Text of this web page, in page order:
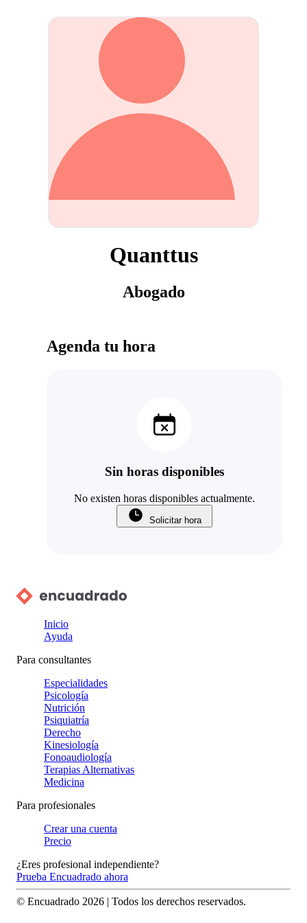
Quanttus
Abogado
Agenda tu hora
Sin horas disponibles
No existen horas disponibles actualmente.
Solicitar hora
Inicio
Ayuda
Para consultantes
Especialidades
Psicología
Nutrición
Psiquiatría
Derecho
Kinesiología
Fonoaudiología
Terapias Alternativas
Medicina
Para profesionales
Crear una cuenta
Precio
¿Eres profesional independiente?
Prueba Encuadrado ahora
© Encuadrado 2026 | Todos los derechos reservados.